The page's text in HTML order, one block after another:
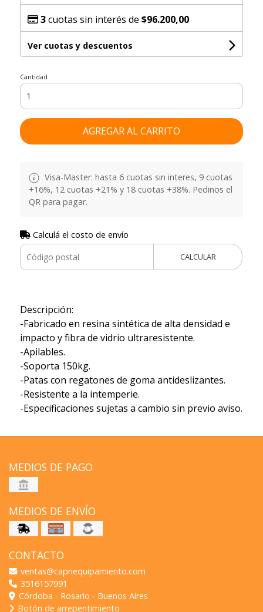
3cuotas sin interés de $96.200,00
Ver cuotas y descuentos
Cantidad
AGREGAR AL CARRITO
Visa-Master: hasta 6 cuotas sin interes, 9 cuotas
+16%, 12 cuotas +21% y 18 cuotas +38%. Pedinos el
QR para pagar.
Calculá el costo de envío
CALCULAR
Descripción:
-Fabricado en resina sintética de alta densidad e
impacto y fibra de vidrio ultraresistente.
-Apilables.
-Soporta 150kg.
-Patas con regatones de goma antideslizantes.
-Resistente a la intemperie.
-Especificaciones sujetas a cambio sin previo aviso.
MEDIOS DE PAGO
MEDIOS DE ENVÍO
CONTACTO
ventas@capriequipamiento.com
3516157991
Córdoba - Rosario - Buenos Aires
Botón de arrepentimiento